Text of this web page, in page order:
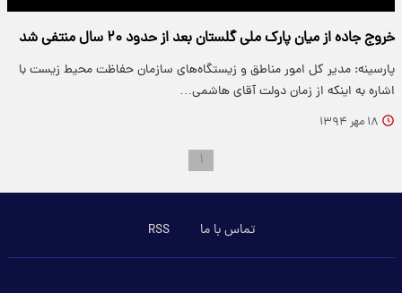
خروج جاده از میان پارک ملی گلستان بعد از حدود ۲۰ سال منتفی شد
پارسینه: مدیر کل امور مناطق و زیستگاه‌های سازمان حفاظت محیط زیست با
اشاره به اینکه از زمان دولت آقای هاشمی…
۱۸ مهر ۱۳۹۴
۱
تماس با ما RSS